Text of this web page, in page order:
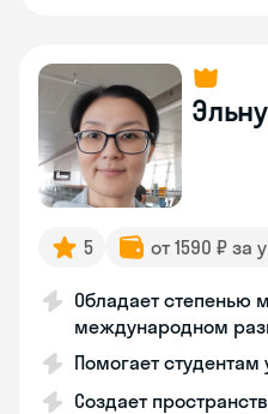
5 от 1590 ₽ за
Обладает степенью
международном
Помогает студентам
Создает